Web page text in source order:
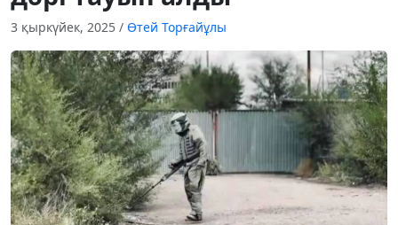
3 қыркүйек, 2025 / Өтей Торғайұлы